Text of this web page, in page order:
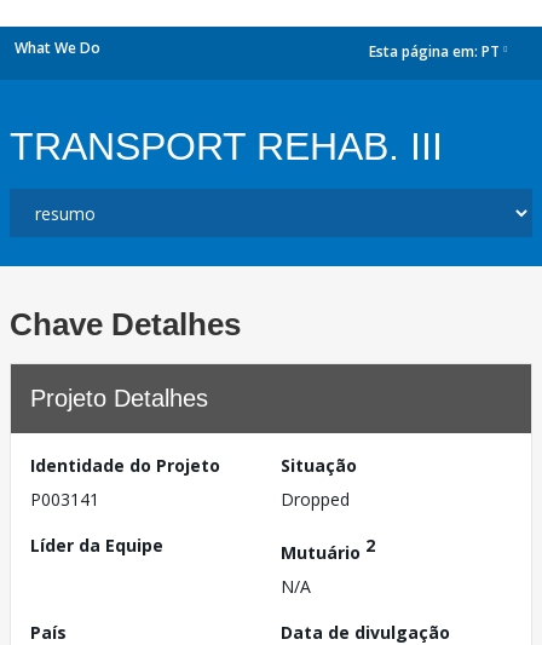
What We Do Esta página em: PT
TRANSPORT REHAB. III
Chave Detalhes
Projeto Detalhes
Identidade do Projeto
P003141
Situação
Dropped
Líder da Equipe
Mutuário 2
N/A
País
Data de divulgação